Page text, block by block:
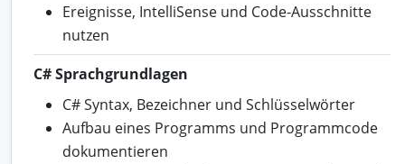
Ereignisse, IntelliSense und Code-Ausschnitte
nutzen
C# Sprachgrundlagen
C# Syntax, Bezeichner und Schlüsselwörter
Aufbau eines Programms und Programmcode
dokumentieren